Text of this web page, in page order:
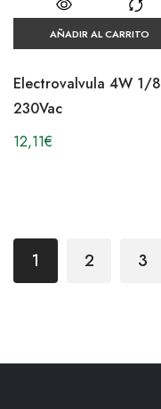
AÑADIR AL CARRITO
Electrovalvula 4W 1/8
230Vac
12,11€
1 2 3